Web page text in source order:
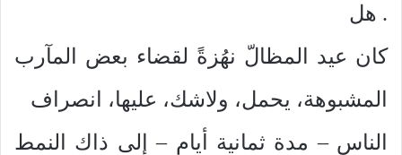
. هل
كان عيد المظالّ نهُزةً لقضاء بعض المآرب
المشبوهة، يحمل، ولاشك، عليها، انصراف
الناس – مدة ثمانية أيام – إلى ذاك النمط